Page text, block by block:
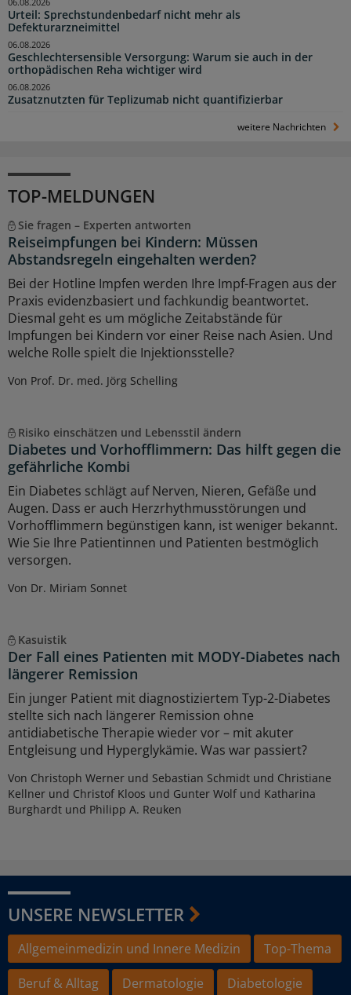
Urteil: Sprechstundenbedarf nicht mehr als
Defekturarzneimittel
06.08.2026
Geschlechtersensible Versorgung: Warum sie auch in der
orthopädischen Reha wichtiger wird
06.08.2026
Zusatznutzten für Teplizumab nicht quantifizierbar
06.08.2026
weitere Nachrichten
TOP-MELDUNGEN
Sie fragen – Experten antworten
Reiseimpfungen bei Kindern: Müssen
Abstandsregeln eingehalten werden?
Bei der Hotline Impfen werden Ihre Impf-Fragen aus der
Praxis evidenzbasiert und fachkundig beantwortet.
Diesmal geht es um mögliche Zeitabstände für
Impfungen bei Kindern vor einer Reise nach Asien. Und
welche Rolle spielt die Injektionsstelle?
Von Prof. Dr. med. Jörg Schelling
Risiko einschätzen und Lebensstil ändern
Diabetes und Vorhofflimmern: Das hilft gegen die
gefährliche Kombi
Ein Diabetes schlägt auf Nerven, Nieren, Gefäße und
Augen. Dass er auch Herzrhythmusstörungen und
Vorhofflimmern begünstigen kann, ist weniger bekannt.
Wie Sie Ihre Patientinnen und Patienten bestmöglich
versorgen.
Von Dr. Miriam Sonnet
Kasuistik
Der Fall eines Patienten mit MODY-Diabetes nach
längerer Remission
Ein junger Patient mit diagnostiziertem Typ-2-Diabetes
stellte sich nach längerer Remission ohne
antidiabetische Therapie wieder vor – mit akuter
Entgleisung und Hyperglykämie. Was war passiert?
Von Christoph Werner und Sebastian Schmidt und Christiane
Kellner und Christof Kloos und Gunter Wolf und Katharina
Burghardt und Philipp A. Reuken
UNSERE NEWSLETTER
Allgemeinmedizin und Innere Medizin
Top-Thema
Beruf & Alltag
Dermatologie
Diabetologie